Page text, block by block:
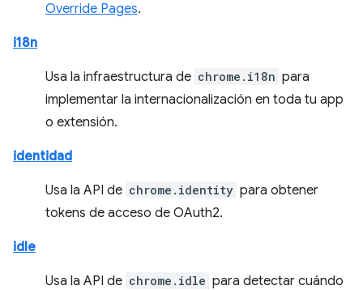
Override Pages.
i18n
Usa la infraestructura de chrome.i18n para
implementar la internacionalización en toda tu app
o extensión.
identidad
Usa la API de chrome.identity para obtener
tokens de acceso de OAuth2.
idle
Usa la API de chrome.idle para detectar cuándo